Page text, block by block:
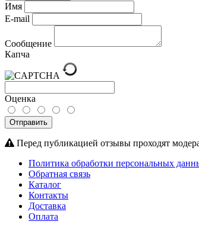
Имя
E-mail
Сообщение
Капча
Оценка
Отправить
Перед публикацией отзывы проходят
Политика обработки персональных
Обратная связь
Каталог
Контакты
Доставка
Оплата